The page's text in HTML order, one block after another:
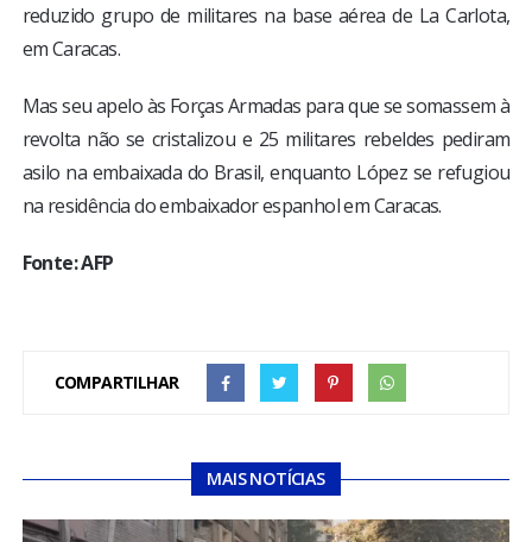
reduzido grupo de militares na base aérea de La Carlota,
em Caracas.
Mas seu apelo às Forças Armadas para que se somassem à
revolta não se cristalizou e 25 militares rebeldes pediram
asilo na embaixada do Brasil, enquanto López se refugiou
na residência do embaixador espanhol em Caracas.
Fonte: AFP
COMPARTILHAR
MAIS NOTÍCIAS